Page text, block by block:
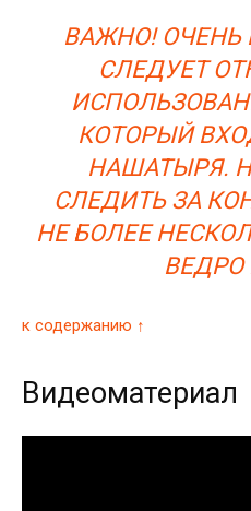
ВАЖНО! ОЧЕНЬ
СЛЕДУЕТ
КОТОРЫЙ
НАШАТЫРЯ.
СЛЕДИТЬ ЗА
НЕ БОЛЕЕ
к содержанию ↑
Видеоматериал